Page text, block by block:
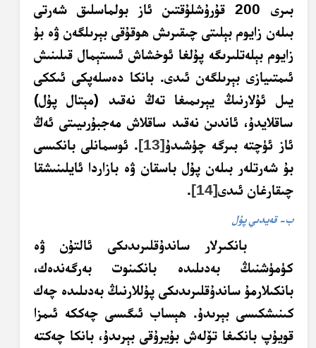
بىرى 200 قۇرۇشلۇقتىن ئاز بولماسلىق شەرتى
بىلەن زايوم بېلىتى چىقىرىش ھوقۇقى بېرىلگەن ۋە بۇ
زايوم بېلەتلىرىگە پۇلغا ئوخشاش ئىستېمال قىلىنىش
ئىمتىيازى بېرىلگەن ئىدى. بانكا دەسلەپكى ئىككى
يىل ئۇلارنىڭ يېرىمىغا تەڭ نەقىد (مېتال پۇل)
ساقلايدۇ، ئاندىن نەقىد ساقلاش مەجبۇرىيىتى ئەڭ
ئاز ئۈچتە بىرگە چۈشىدۇ[13]. ئوسمانلى بانكىسى
بۇ شەرتلەر بىلەن پۇل باسقان ۋە بازاردا ئايلىنىشقا
چىقارغان ئىدى[14]
.
ب- قەيدىي پۇل
بانكىرلار ساندۇقلىرىدىكى ئالتۇن ۋە
كۈمۈشنىڭ بەدىلىدە بانكىنوت بەرگەندەك،
بانكىلارمۇ ساندۇقلىرىدىكى پۇللارنىڭ بەدىلىدە چەك
كىنىشكىسى بېرىدۇ. ھېساب ئىگىسى چەككە ئىمزا
قويۇپ بانكىغا تۆلەش بۇيرۇقى بېرىدۇ، بانكا چەكتە